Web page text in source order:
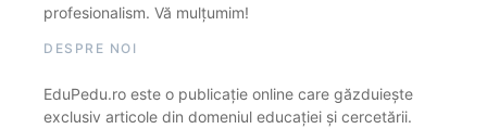
profesionalism. Vă mulțumim!
DESPRE NOI
EduPedu.ro este o publicație online care găzduiește
exclusiv articole din domeniul educației și cercetării.